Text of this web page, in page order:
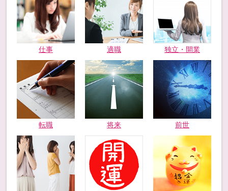
仕事 適職 独立・開業
転職 将来 前世